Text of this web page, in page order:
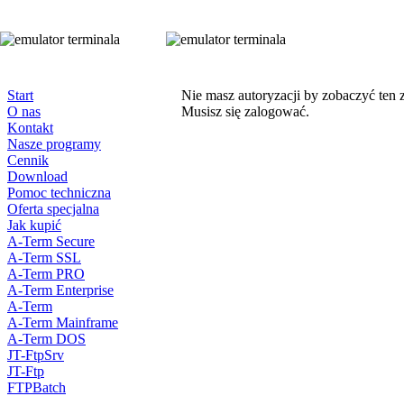
Start
O nas
Kontakt
Nasze programy
Cennik
Download
Pomoc techniczna
Oferta specjalna
Jak kupić
A-Term Secure
A-Term SSL
A-Term PRO
A-Term Enterprise
A-Term
A-Term Mainframe
A-Term DOS
JT-FtpSrv
JT-Ftp
FTPBatch
Nie masz autoryzacji by zobaczyć ten
Musisz się zalogować.